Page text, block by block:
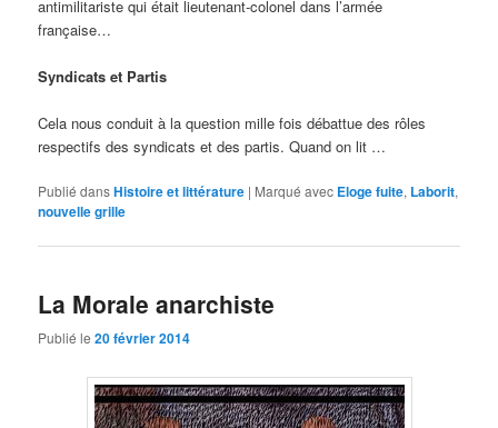
antimilitariste qui était lieutenant-colonel dans l’armée
française…
Syndicats et Partis
Cela nous conduit à la question mille fois débattue des rôles
respectifs des syndicats et des partis. Quand on lit …
Publié dansHistoire et littérature | Marqué avec Eloge fuite, Laborit,
nouvelle grille
La Morale anarchiste
Publié le20 février 2014